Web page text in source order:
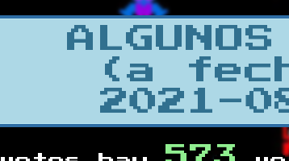
(a
2021-